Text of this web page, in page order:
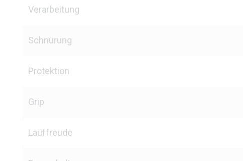
Verarbeitung
Schnürung
Protektion
Grip
Lauffreude